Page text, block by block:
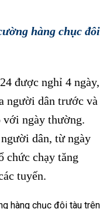
hàng chục đôi
được nghỉ 4 ngày,
người dân trước và
với ngày thường.
dân, từ ngày
chức chạy tăng
tuyến.